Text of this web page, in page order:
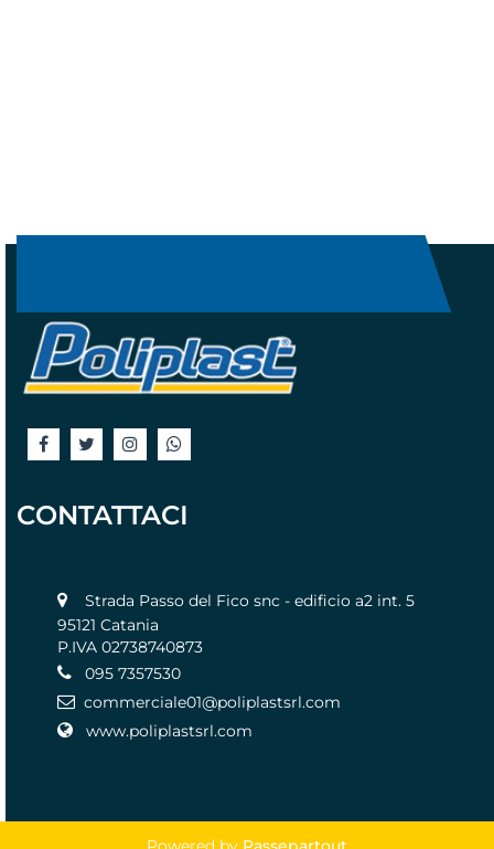
CONTATTACI
Strada Passo del Fico snc - edificio a2 int. 5
95121 Catania
P.IVA 02738740873
095 7357530
commerciale01@poliplastsrl.com
www.poliplastsrl.com